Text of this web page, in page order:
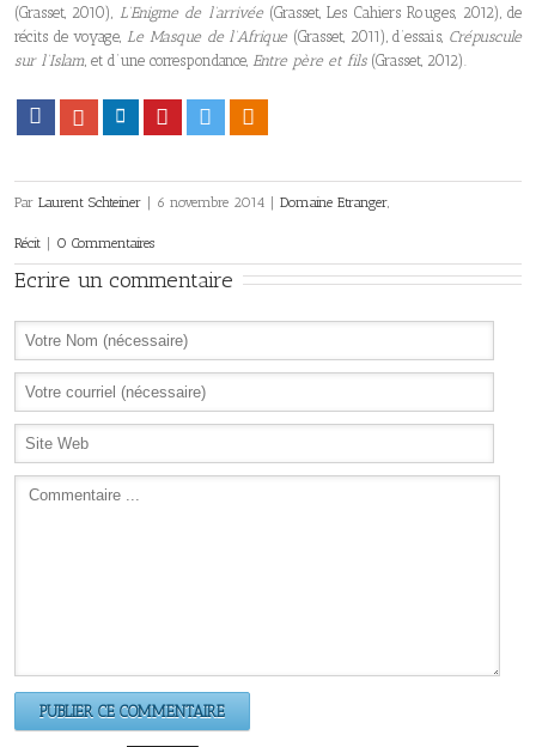
(Grasset, 2010), L’Enigme de l’arrivée(Grasset, Les Cahiers Rouges, 2012), de
récits de voyage,Le Masque de l’Afrique(Grasset, 2011), d’essais, Crépuscule
sur l’Islam, et d’une correspondance, Entre père et fils(Grasset, 2012).
Facebook Google+
Par Laurent Schteiner 6 novembre 2014 Domaine Etranger,
Récit 0 Commentaires
Ecrire un commentaire